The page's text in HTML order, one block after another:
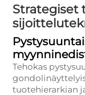
Strategiset
Tehokas
tuotehierarkian